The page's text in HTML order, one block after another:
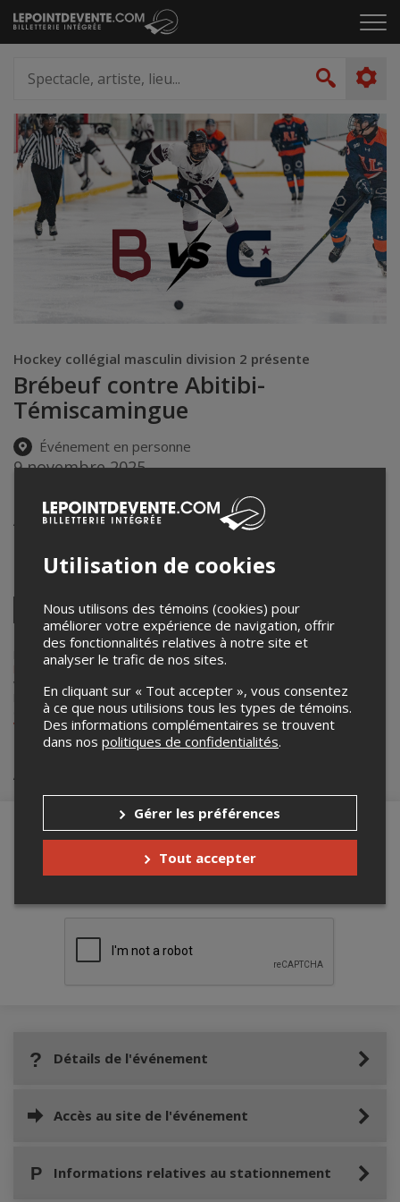
Passer
au
le
artiste,
lieu...
Hockey collégial masculin division 2 présente
Brébeuf contre Abitibi-
Témiscamingue
Événement en personne
9 novembre 2025
Aréna Pierre-Péladeau
Facebook LinkedinPinterestEnvoyer
par
courriel
Lepointdevente.com agit à titre de mandataire pour
Brébeuf - Vie étudiantedans le cadre de l’affichage en ligne et la
vente de billets pour ses événements.
Pour plus d’information à propos de cet événement, veuillez
contacter l’organisateur de l’événement,Collège Jean-de-Brébeuf -
Vie étudiante, àmarie-eve.st-charles@brebeuf.qc.ca.
Achat de billets
Merci de confirmer que vous n'êtes pas un
Détails de l'événement
Accès au site de l'événement
Informations relatives au stationnement
Utilisation de cookies
Nous utilisons des témoins (cookies) pour
améliorer votre expérience de navigation, offrir
des fonctionnalités relatives à notre site et
analyser le trafic de nos sites.
En cliquant sur « Tout accepter », vous consentez
à ce que nous utilisions tous les types de témoins.
Des informations complémentaires se trouvent
dans nos politiques de confidentialités.
Gérer les préférences
Tout accepter